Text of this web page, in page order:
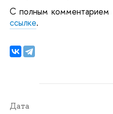
С полным комментарием
ссылке.
Дата